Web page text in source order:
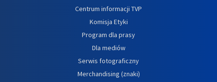
Centrum informacji TVP
Komisja Etyki
Program dla prasy
Dla mediów
Serwis fotograficzny
Merchandising (znaki)